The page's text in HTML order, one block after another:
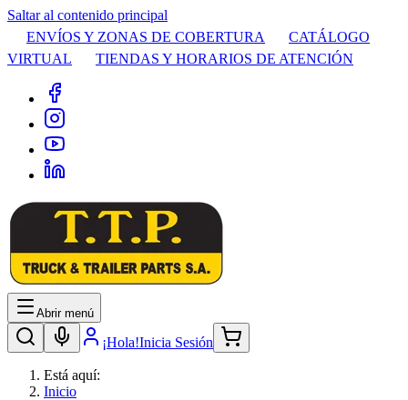
Saltar al contenido principal
ENVÍOS Y ZONAS DE COBERTURA
CATÁLOGO
VIRTUAL
TIENDAS Y HORARIOS DE ATENCIÓN
Abrir menú
¡Hola!Inicia Sesión
Está aquí:
Inicio